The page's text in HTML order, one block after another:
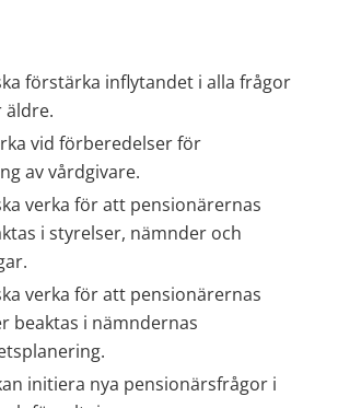
förstärka inflytandet i alla frågor
äldre.
vid förberedelser för
av vårdgivare.
verka för att pensionärernas
i styrelser, nämnder och
verka för att pensionärernas
beaktas i nämn­dernas
initiera nya pensionärsfrågor i